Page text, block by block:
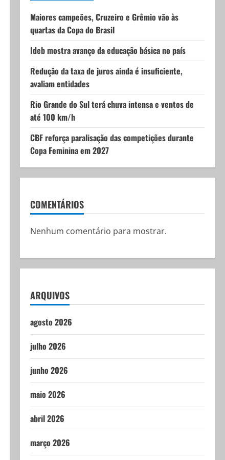
Maiores campeões, Cruzeiro e Grêmio vão às
quartas da Copa do Brasil
Ideb mostra avanço da educação básica no país
Redução da taxa de juros ainda é insuficiente,
avaliam entidades
Rio Grande do Sul terá chuva intensa e ventos de
até 100 km/h
CBF reforça paralisação das competições durante
Copa Feminina em 2027
COMENTÁRIOS
Nenhum comentário para mostrar.
ARQUIVOS
agosto 2026
julho 2026
junho 2026
maio 2026
abril 2026
março 2026